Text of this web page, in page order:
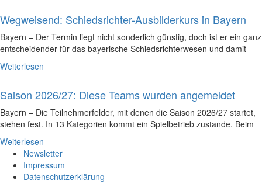
Wegweisend: Schiedsrichter-Ausbilderkurs in Bayern
Bayern – Der Termin liegt nicht sonderlich günstig, doch ist er ein ganz
entscheidender für das bayerische Schiedsrichterwesen und damit
Weiterlesen
Saison 2026/27: Diese Teams wurden angemeldet
Bayern – Die Teilnehmerfelder, mit denen die Saison 2026/27 startet,
stehen fest. In 13 Kategorien kommt ein Spielbetrieb zustande. Beim
Weiterlesen
Newsletter
Impressum
Datenschutzerklärung